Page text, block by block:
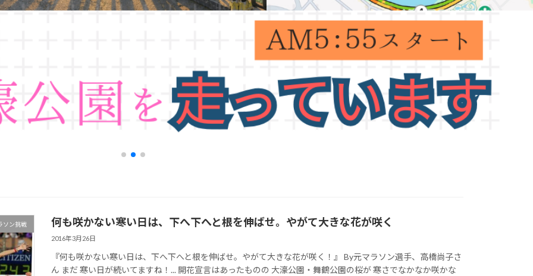
ソン挑戦 何も咲かない寒い日は、下へ下へと根を伸ばせ。やがて大きな花が咲く
2016年3月26日
『何も咲かない寒い日は、下へ下へと根を伸ばせ。やがて大きな花が咲く！』 By元マラソン選手、高橋尚子さ
ん まだ 寒い日が続いてますね！... 開花宣言はあったものの 大濠公園・舞鶴公園の桜が 寒さでなかなか咲かな